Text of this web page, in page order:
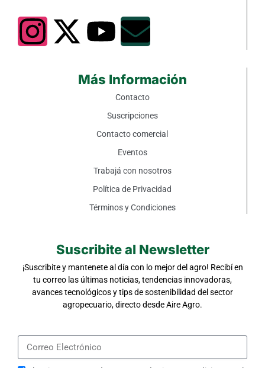
Más Información
Contacto
Suscripciones
Contacto comercial
Eventos
Trabajá con nosotros
Política de Privacidad
Términos y Condiciones
Suscribite al Newsletter
¡Suscribite y mantenete al día con lo mejor del agro! Recibí en
tu correo las últimas noticias, tendencias innovadoras,
avances tecnológicos y tips de sostenibilidad del sector
agropecuario, directo desde Aire Agro.